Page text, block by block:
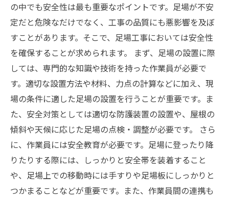
の中でも安全性は最も重要なポイントです。足場が不安
定だと危険なだけでなく、工事の品質にも悪影響を及ぼ
すことがあります。そこで、足場工事においては安全性
を確保することが求められます。 まず、足場の設置に際
しては、専門的な知識や技術を持った作業員が必要で
す。適切な設置方法や材料、力点の計算などに加え、現
場の条件に適した足場の設置を行うことが重要です。ま
た、安全対策としては適切な防護装置の設置や、屋根の
傾斜や天候に応じた足場の点検・調整が必要です。 さら
に、作業員には安全教育が必要です。足場に登ったり降
りたりする際には、しっかりと安全帯を装着すること
や、足場上での移動時には手すりや足場板にしっかりと
つかまることなどが重要です。また、作業員間の連携も